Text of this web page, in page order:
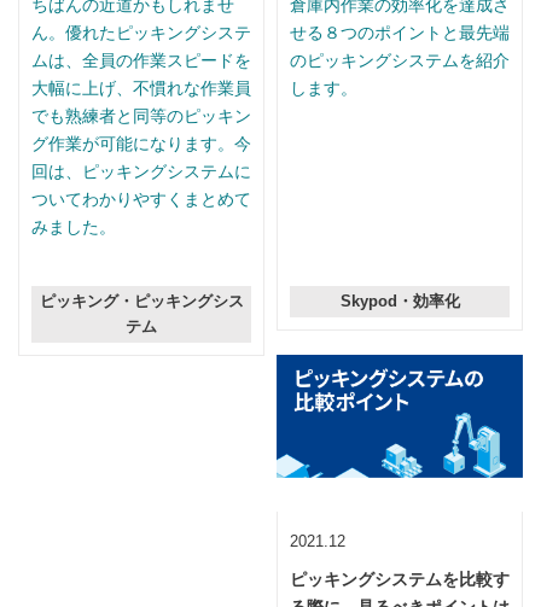
ちばんの近道かもしれませ
ん。優れたピッキングシステ
ムは、全員の作業スピードを
大幅に上げ、不慣れな作業員
でも熟練者と同等のピッキン
グ作業が可能になります。今
回は、ピッキングシステムに
ついてわかりやすくまとめて
みました。
ピッキング・ピッキングシス
テム
倉庫内作業の効率化を達成さ
せる８つのポイントと最先端
のピッキングシステムを紹介
します。
Skypod・効率化
2021.12
ピッキングシステムを比較す